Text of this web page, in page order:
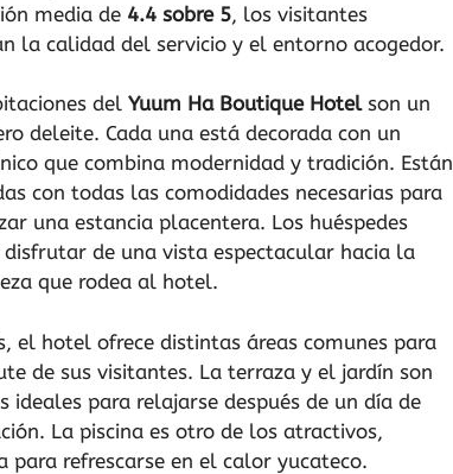
media de 4.4 sobre 5, los visitantes
la calidad del servicio y el entorno acogedor.
del Yuum Ha Boutique Hotelson un
deleite. Cada una está decorada con un
que combina modernidad y tradición. Están
con todas las comodidades necesarias para
una estancia placentera. Los huéspedes
disfrutar de una vista espectacular hacia la
que rodea al hotel.
el hotel ofrece distintas áreas comunes para
de sus visitantes. La terraza y el jardín son
ideales para relajarse después de un día de
La piscina es otro de los atractivos,
para refrescarse en el calor yucateco.